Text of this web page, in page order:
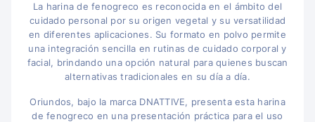
La harina de fenogreco es reconocida en el ámbito del
cuidado personal por su origen vegetal y su versatilidad
en diferentes aplicaciones. Su formato en polvo permite
una integración sencilla en rutinas de cuidado corporal y
facial, brindando una opción natural para quienes buscan
alternativas tradicionales en su día a día.
Oriundos, bajo la marca DNATTIVE, presenta esta harina
de fenogreco en una presentación práctica para el uso